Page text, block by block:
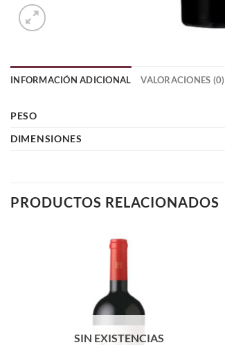
INFORMACIÓN ADICIONAL VALORACIONES (0)
PESO
DIMENSIONES
PRODUCTOS RELACIONADOS
SIN EXISTENCIAS